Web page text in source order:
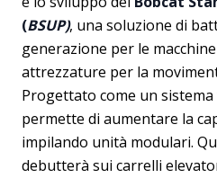
(BSUP), una soluzione di
generazione per le
attrezzature per la
Progettato come un sistema
permette di aumentare la
impilando unità modulari.
debutterà sui carrelli